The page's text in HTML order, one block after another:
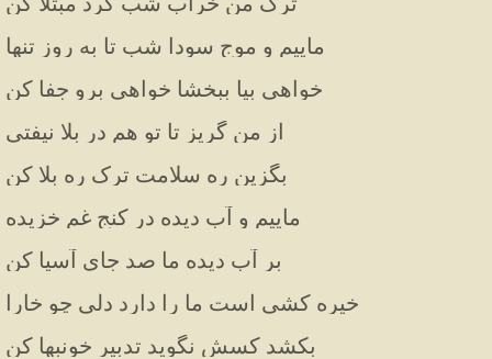
ماییم و موج سودا شب تا به روز تنها
خواهی بیا ببخشا خواهی برو جفا کن
از من گریز تا تو هم در بلا نیفتی
بگزین ره سلامت ترک ره بلا کن
ماییم و آب دیده در کنج غم خزیده
بر آب دیده ما صد جای آسیا کن
خیره کشی است ما را دارد دلی چو خارا
بکشد کسش نگوید تدبیر خونبها کن